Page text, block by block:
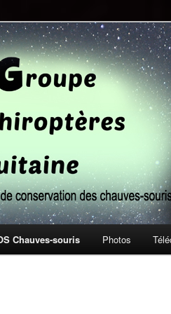
Aquitaine
et de conservation des chauves-
Chauves-souris Photos